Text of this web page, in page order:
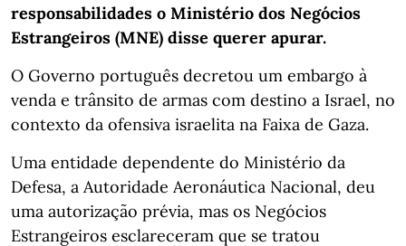
responsabilidades o Ministério dos Negócios
Estrangeiros (MNE) disse querer apurar.
O Governo português decretou um embargo à
venda e trânsito de armas com destino a Israel, no
contexto da ofensiva israelita na Faixa de Gaza.
Uma entidade dependente do Ministério da
Defesa, a Autoridade Aeronáutica Nacional, deu
uma autorização prévia, mas os Negócios
Estrangeiros esclareceram que se tratou